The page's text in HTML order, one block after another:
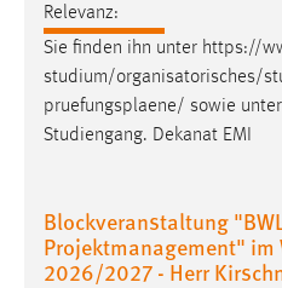
Relevanz:
Sie finden ihn unter https://
studium/organisatorisches/
pruefungsplaene/ sowie
Studiengang. Dekanat EMI
Blockveranstaltung
Projektmanagement" im
2026/2027 - Herr
Für performante
gespeichert, ob man
Sprachpräferenz
Zweck:
Das Cookie speichert die